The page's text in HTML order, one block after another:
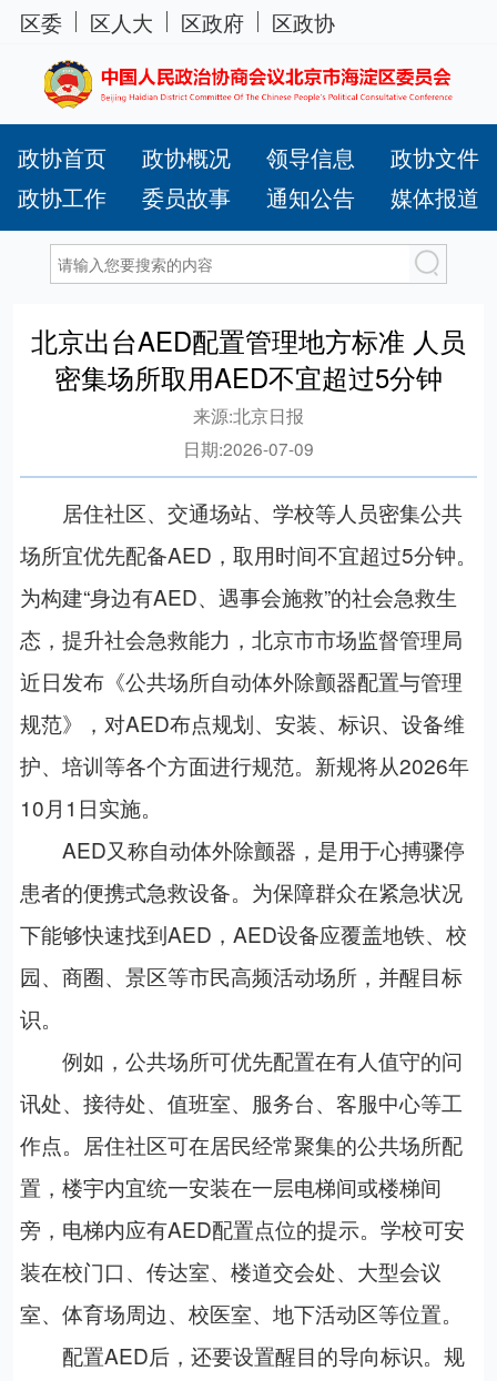
区委 区人大 区政府 区政协
政协首页 政协概况 领导信息
政协文件
政协工作
委员故事 通知公告 媒体报道
北京出台AED配置管理地方标准 人员
密集场所取用AED不宜超过5分钟
来源:北京日报
日期:2026-07-09
居住社区、交通场站、学校等人员密集公共
场所宜优先配备AED，取用时间不宜超过5分钟。
为构建“身边有AED、遇事会施救”的社会急救生
态，提升社会急救能力，北京市市场监督管理局
近日发布《公共场所自动体外除颤器配置与管理
规范》，对AED布点规划、安装、标识、设备维
护、培训等各个方面进行规范。新规将从2026年
10月1日实施。
AED又称自动体外除颤器，是用于心搏骤停
患者的便携式急救设备。为保障群众在紧急状况
下能够快速找到AED，AED设备应覆盖地铁、校
园、商圈、景区等市民高频活动场所，并醒目标
识。
例如，公共场所可优先配置在有人值守的问
讯处、接待处、值班室、服务台、客服中心等工
作点。居住社区可在居民经常聚集的公共场所配
置，楼宇内宜统一安装在一层电梯间或楼梯间
旁，电梯内应有AED配置点位的提示。学校可安
装在校门口、传达室、楼道交会处、大型会议
室、体育场周边、校医室、地下活动区等位置。
配置AED后，还要设置醒目的导向标识。规